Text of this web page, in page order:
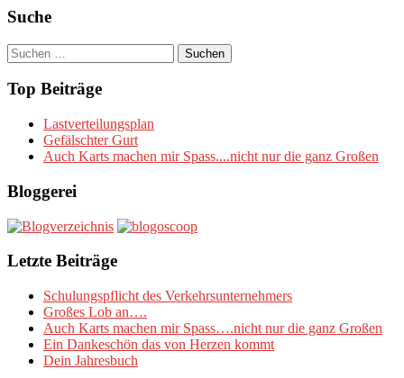
Suche
Suchen
nach:
Top Beiträge
Lastverteilungsplan
Gefälschter Gurt
Auch Karts machen mir Spass....nicht nur die ganz Großen
Bloggerei
Letzte Beiträge
Schulungspflicht des Verkehrsunternehmers
Großes Lob an….
Auch Karts machen mir Spass….nicht nur die ganz Großen
Ein Dankeschön das von Herzen kommt
Dein Jahresbuch